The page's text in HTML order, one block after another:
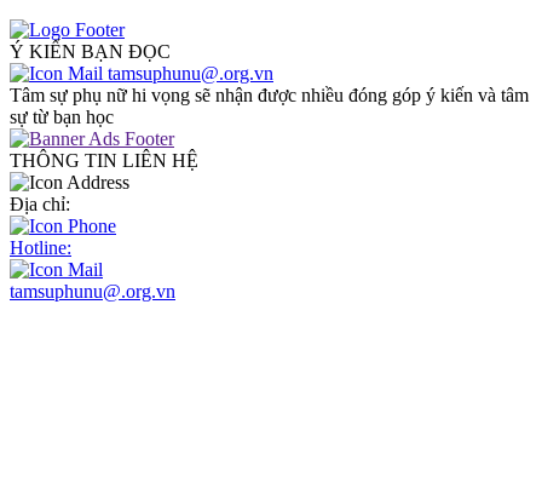
Ý KIẾN BẠN ĐỌC
tamsuphunu@.org.vn
Tâm sự phụ nữ hi vọng sẽ nhận được nhiều đóng góp ý kiến và tâm
sự từ bạn học
THÔNG TIN LIÊN HỆ
Địa chỉ:
Hotline:
tamsuphunu@.org.vn